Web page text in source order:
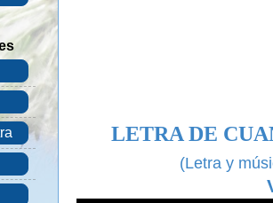
LETRA DE
(Letra y